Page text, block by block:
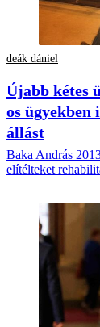
deák dániel
Újabb kétes
os ügyekben
állást
Baka András
elítélteket